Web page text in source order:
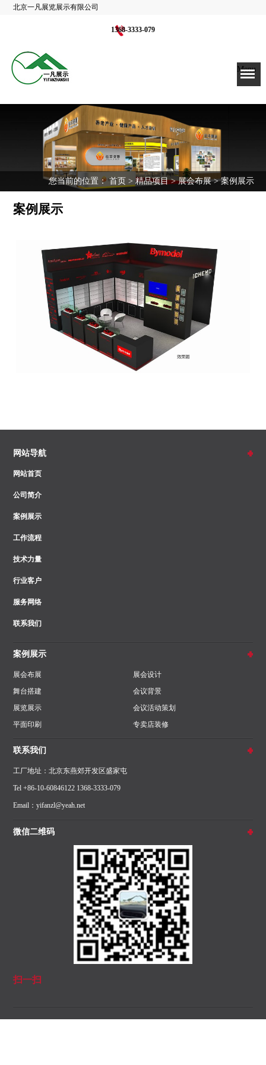
北京一凡展览展示有限公司
1368-3333-079
Menu
您当前的位置：首页 > 精品项目>展会布展> 案例展示
案例展示
网站导航
网站首页
公司简介
案例展示
工作流程
技术力量
行业客户
服务网络
联系我们
案例展示
展会布展
展会设计
舞台搭建
会议背景
展览展示
会议活动策划
平面印刷
专卖店装修
联系我们
工厂地址：北京东燕郊开发区盛家屯
Tel +86-10-60846122 1368-3333-079
Email：yifanzl@yeah.net
微信二维码
扫一扫